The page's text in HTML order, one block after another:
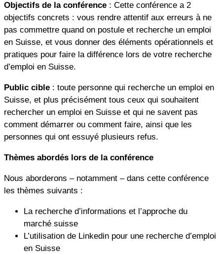
Objectifs de la conférence : Cette conférence a 2
objectifs concrets : vous rendre attentif aux erreurs à ne
pas commettre quand on postule et recherche un emploi
en Suisse, et vous donner des éléments opérationnels et
pratiques pour faire la différence lors de votre recherche
d’emploi en Suisse.
Public cible : toute personne qui recherche un emploi en
Suisse, et plus précisément tous ceux qui souhaitent
rechercher un emploi en Suisse et qui ne savent pas
comment démarrer ou comment faire, ainsi que les
personnes qui ont essuyé plusieurs refus.
Thèmes abordés lors de la conférence
Nous aborderons – notamment – dans cette conférence
les thèmes suivants :
La recherche d’informations et l’approche du
marché suisse
L’utilisation de Linkedin pour une recherche d’emploi
en Suisse